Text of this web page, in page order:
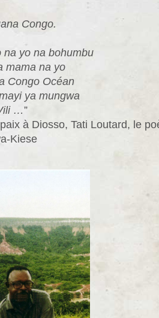
Congo.
na yo na bohumbu
mama na yo
Congo Océan
ya mungwa
…”
à Diosso, Tati Loutard, le
Kiese